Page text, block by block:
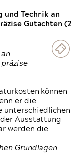
und Technik an
Gutachten (2
an
können
er die
unterschiedlichen
Ausstattung
werden die
Grundlagen